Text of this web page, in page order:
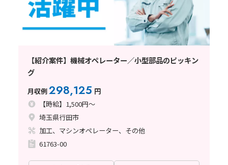
【紹介案件】機械オペレーター／小型部品のピッキン
グ
月収例298,125 円
【時給】1,500円～
埼玉県行田市
加工、マシンオペレーター、その他
61763-00